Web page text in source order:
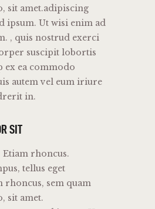
sit amet.adipiscing
ipsum. Ut wisi enim ad
, quis nostrud exerci
suscipit lobortis
ex ea commodo
autem vel eum iriure
in.
SIT
Etiam rhoncus.
tellus eget
rhoncus, sem quam
sit amet.